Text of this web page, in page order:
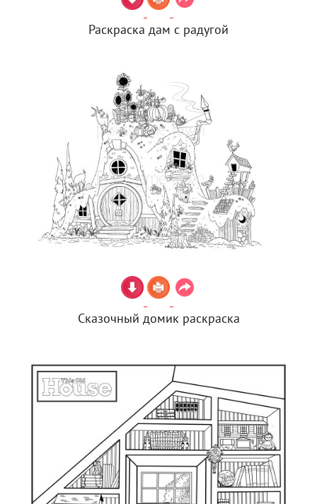
Раскраска дам с радугой
Сказочный домик раскраска